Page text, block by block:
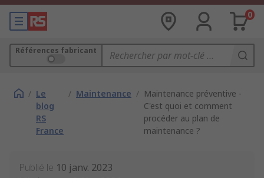
0
Références fabricant
/ Le
blog
RS
France
/ Maintenance / Maintenance préventive -
C'est quoi et comment
procéder au plan de
maintenance ?
Publié le 10 janv. 2023